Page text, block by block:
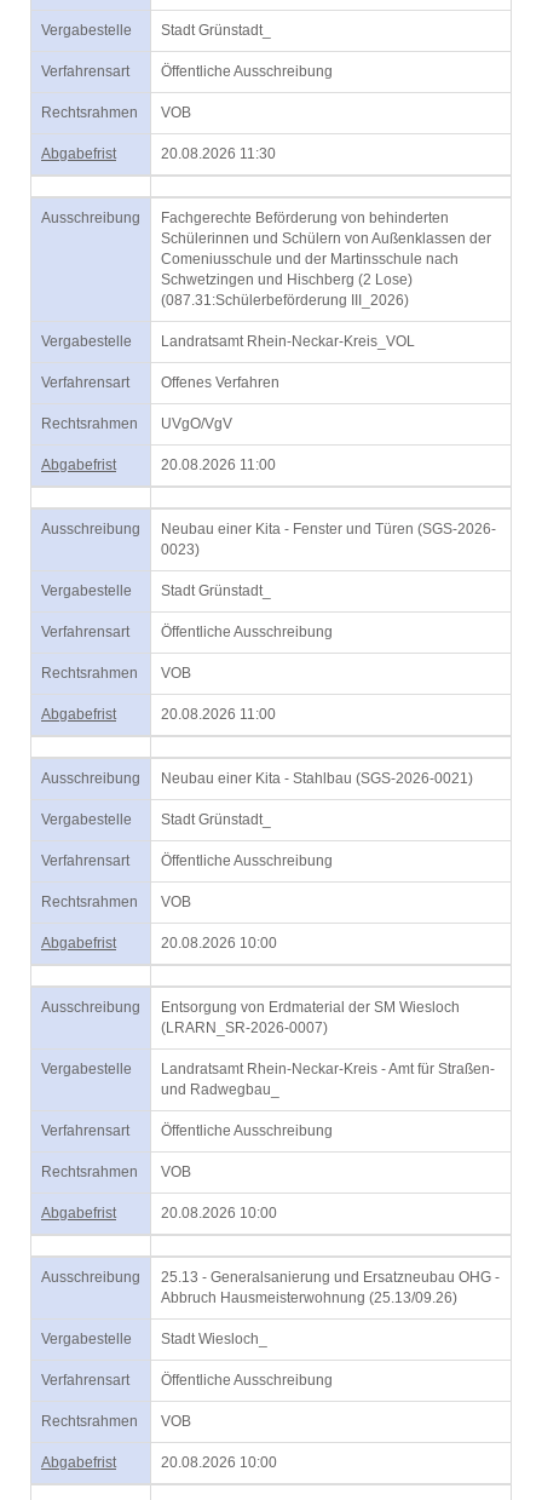
Vergabestelle Stadt Grünstadt_
Verfahrensart Öffentliche Ausschreibung
Rechtsrahmen VOB
Abgabefrist 20.08.2026 11:30
Ausschreibung
Fachgerechte Beförderung von behinderten
Schülerinnen und Schülern von Außenklassen der
Comeniusschule und der Martinsschule nach
Schwetzingen und Hischberg (2 Lose)
(087.31:Schülerbeförderung III_2026)
Vergabestelle Landratsamt Rhein-Neckar-Kreis_VOL
Verfahrensart Offenes Verfahren
Rechtsrahmen UVgO/VgV
Abgabefrist 20.08.2026 11:00
Ausschreibung
Neubau einer Kita - Fenster und Türen (SGS-2026-
0023)
Vergabestelle Stadt Grünstadt_
Verfahrensart Öffentliche Ausschreibung
Rechtsrahmen VOB
Abgabefrist 20.08.2026 11:00
Ausschreibung Neubau einer Kita - Stahlbau (SGS-2026-0021)
Vergabestelle Stadt Grünstadt_
Verfahrensart Öffentliche Ausschreibung
Rechtsrahmen VOB
Abgabefrist 20.08.2026 10:00
Ausschreibung
Entsorgung von Erdmaterial der SM Wiesloch
(LRARN_SR-2026-0007)
Vergabestelle
Landratsamt Rhein-Neckar-Kreis - Amt für Straßen-
und Radwegbau_
Verfahrensart Öffentliche Ausschreibung
Rechtsrahmen VOB
Abgabefrist 20.08.2026 10:00
Ausschreibung
25.13 - Generalsanierung und Ersatzneubau OHG -
Abbruch Hausmeisterwohnung (25.13/09.26)
Vergabestelle Stadt Wiesloch_
Verfahrensart Öffentliche Ausschreibung
Rechtsrahmen VOB
Abgabefrist 20.08.2026 10:00